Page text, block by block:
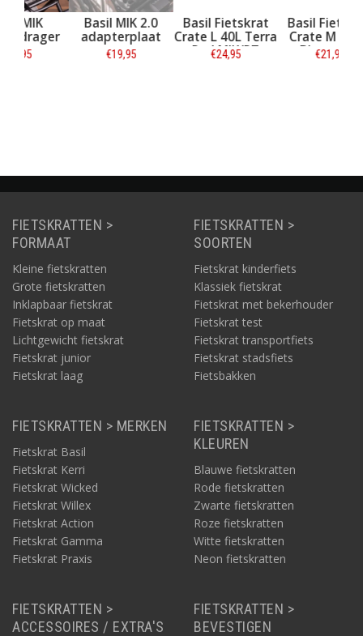
Basil MIK 2.0
adapterplaat
Basil Fietskrat
Crate L 40L Terra
Red MIK/RT
Basil Fietskrat
Crate M 29,5L
Bluestone
FIETSKRATTEN >
FORMAAT
Kleine fietskratten
Grote fietskratten
Inklapbaar fietskrat
Fietskrat op maat
Lichtgewicht fietskrat
Fietskrat junior
Fietskrat laag
FIETSKRATTEN >
SOORTEN
Fietskrat kinderfiets
Klassiek fietskrat
Fietskrat met bekerhouder
Fietskrat test
Fietskrat transportfiets
Fietskrat stadsfiets
Fietsbakken
FIETSKRATTEN > MERKEN
Fietskrat Basil
Fietskrat Kerri
Fietskrat Wicked
Fietskrat Willex
Fietskrat Action
Fietskrat Gamma
Fietskrat Praxis
FIETSKRATTEN >
KLEUREN
Blauwe fietskratten
Rode fietskratten
Zwarte fietskratten
Roze fietskratten
Witte fietskratten
Neon fietskratten
FIETSKRATTEN >
ACCESSOIRES / EXTRA'S
FIETSKRATTEN >
BEVESTIGEN